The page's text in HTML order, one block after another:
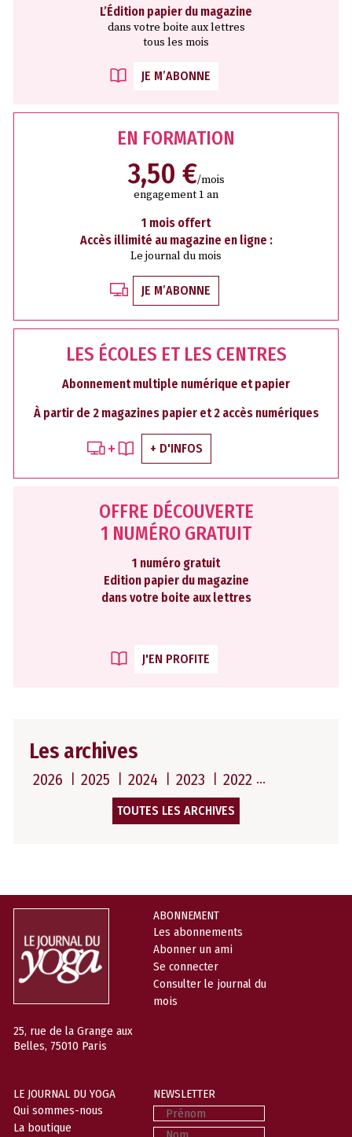
L’Édition papier du magazine
dans votre boite aux lettres
tous les mois
JE M’ABONNE
EN FORMATION
3,50 €/mois
engagement 1 an
1 mois offert
Accès illimité au magazine en ligne :
Le journal du mois
JE M’ABONNE
LES ÉCOLES ET LES CENTRES
Abonnement multiple numérique et papier
À partir de 2 magazines papier et 2 accès numériques
+ D'INFOS
OFFRE DÉCOUVERTE
1 NUMÉRO GRATUIT
1 numéro gratuit
Edition papier du magazine
dans votre boite aux lettres
J'EN PROFITE
Les archives
2026 2025 2024 2023 2022
TOUTES LES ARCHIVES
25, rue de la Grange aux
Belles, 75010 Paris
ABONNEMENT
Les abonnements
Abonner un ami
Se connecter
Consulter le journal du
mois
LE JOURNAL DU YOGA
Qui sommes-nous
La boutique
NEWSLETTER
Prénom
Nom